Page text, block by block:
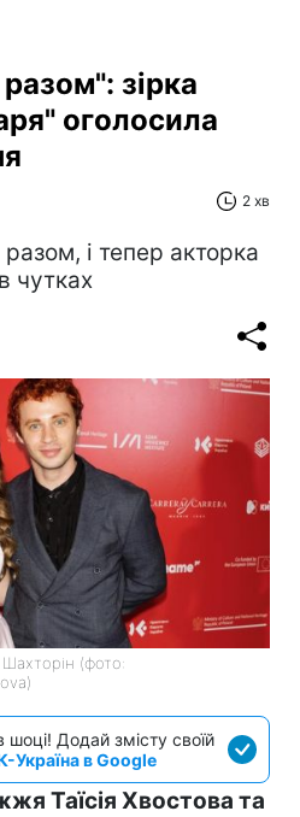
зірка
оголосила
2 хв
і тепер акторка
чутках
Шахторін (фото:
шоці! Додай змісту своїй
Україна в Google
Таїсія Хвостова та